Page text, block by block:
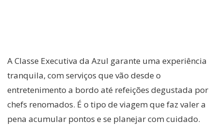
A Classe Executiva da Azul garante uma experiência
tranquila, com serviços que vão desde o
entretenimento a bordo até refeições degustada por
chefs renomados. É o tipo de viagem que faz valer a
pena acumular pontos e se planejar com cuidado.